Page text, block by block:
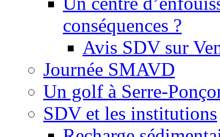
conséquences ?
Avis SDV sur
Journée SMAVD
Un golf à Serre-
SDV et les institutions